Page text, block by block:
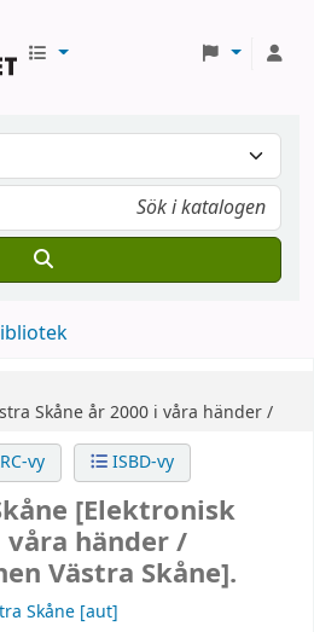
Skåneår 2000 i våra händer /
vy ISBD-vy
[Elektronisk
våra händer /
Västra Skåne].
Skåne [aut]